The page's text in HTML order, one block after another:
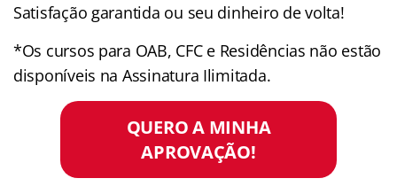
Satisfação garantida ou seu dinheiro de volta!
*Os cursos para OAB, CFC e Residências não estão
disponíveis na Assinatura Ilimitada.
QUERO A MINHA
APROVAÇÃO!